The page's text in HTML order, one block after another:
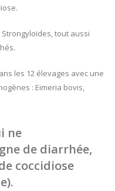
tout aussi
les 12 élevages avec une
: Eimeria bovis,
ne
de diarrhée,
coccidiose